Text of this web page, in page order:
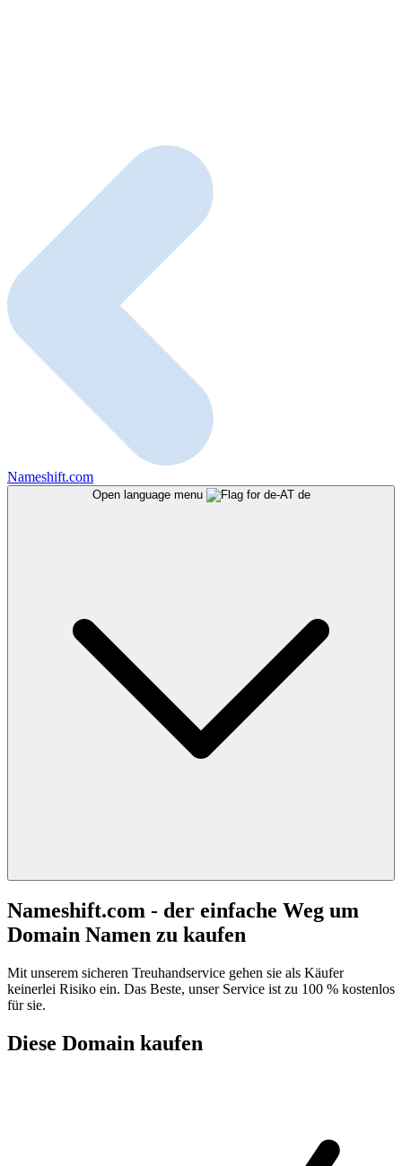
Nameshift.com
Open language menu de
Nameshift.com - der einfache Weg um
Domain Namen zu kaufen
Mit unserem sicheren Treuhandservice gehen sie als Käufer
keinerlei Risiko ein. Das Beste, unser Service ist zu 100 % kostenlos
für sie.
Diese Domain kaufen